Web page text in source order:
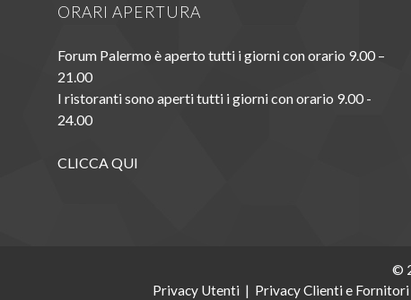
ORARI APERTURA
Forum Palermo è aperto tutti i giorni con orario 9.00 –
21.00
I ristoranti sono aperti tutti i giorni con orario 9.00 -
24.00
CLICCA QUI
©
Privacy Utenti | Privacy Clienti e Fornitori